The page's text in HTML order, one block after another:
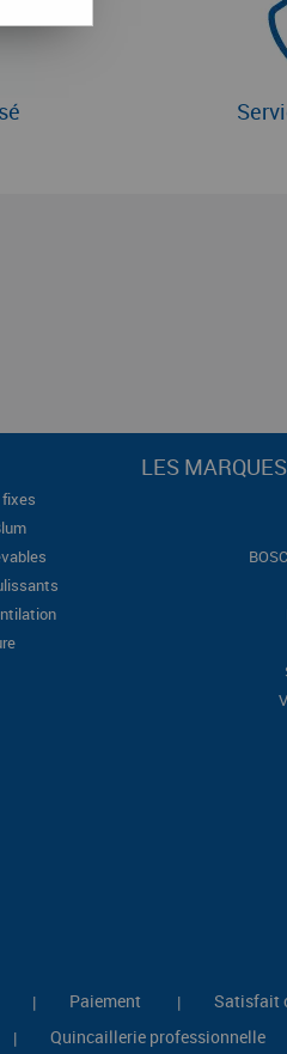
LES MARQUES
| Paiement | Satisfait
| Quincaillerie professionnelle